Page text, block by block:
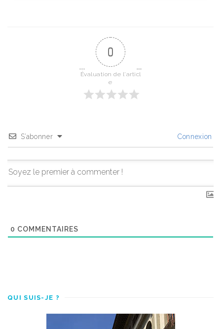
0
Évaluation de l'articl
e
S’abonner Connexion
0 COMMENTAIRES
QUI SUIS-JE ?